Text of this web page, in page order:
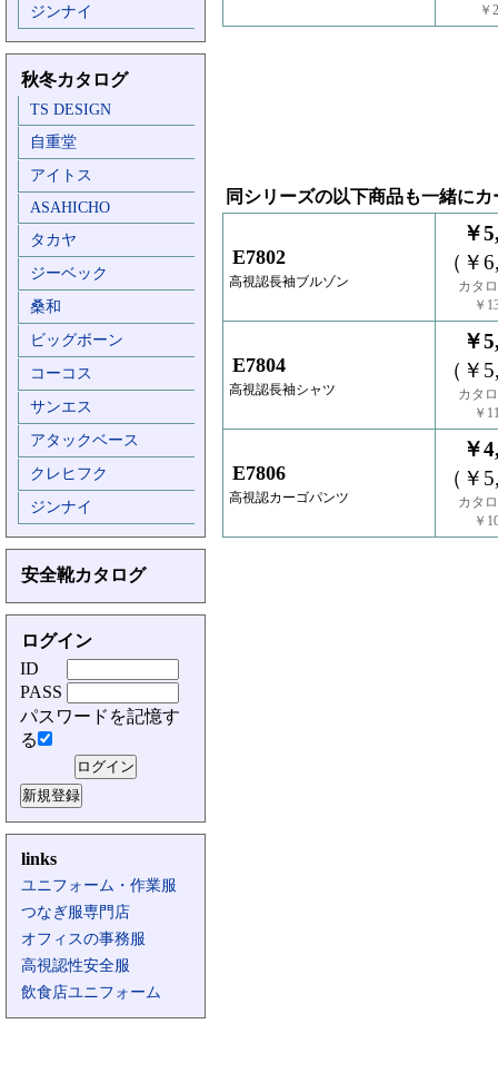
ジンナイ
秋冬カタログ
TS DESIGN
自重堂
アイトス
ASAHICHO
タカヤ
ジーベック
桑和
ビッグボーン
コーコス
サンエス
アタックベース
クレヒフク
ジンナイ
安全靴カタログ
ログイン
ID
PASS
パスワードを記憶す
る
links
ユニフォーム・作業服
つなぎ服専門店
オフィスの事務服
高視認性安全服
飲食店ユニフォーム
￥
同シリーズの以下商品も一緒に
E7802
高視認長袖ブルゾン
￥
（￥
カタ
￥
E7804
高視認長袖シャツ
￥
（￥
カタ
￥
E7806
高視認カーゴパンツ
￥
（￥
カタ
￥